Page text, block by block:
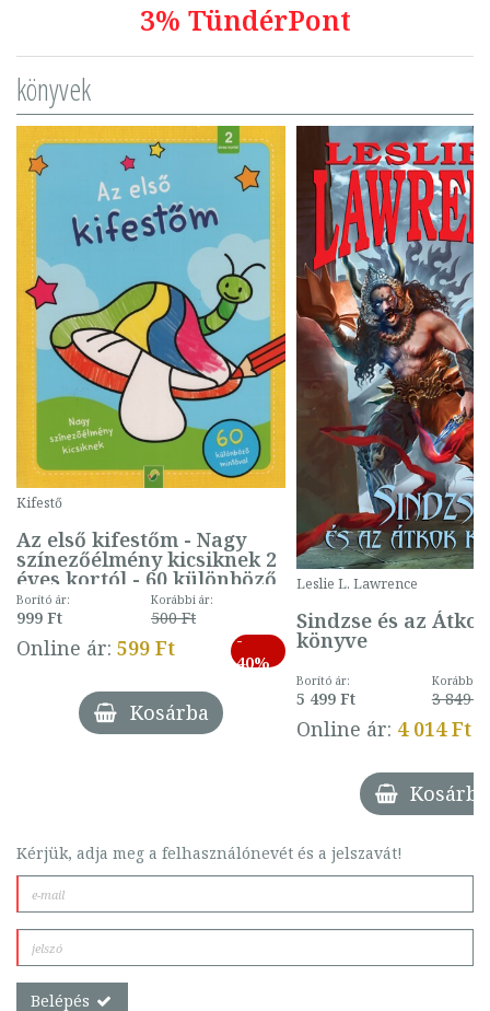
3% TündérPont
könyvek
Kifestő
Az első kifestőm - Nagy
színezőélmény kicsiknek 2
éves kortól - 60 különböző
mintával (gombás)
Borító ár:
999 Ft
Korábbi ár:
500 Ft
Online ár: 599 Ft
-
40%
Kosárba
Leslie L. Lawrence
Sindzse és az Átkok
könyve
Borító ár:
5 499 Ft
Korábbi
3 849 Ft
Online ár: 4 014 Ft
Kosárba
Kérjük, adja meg a felhasználónevét és a jelszavát!
Belépés